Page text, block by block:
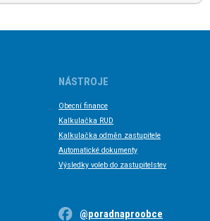
NÁSTROJE
Obecní finance
Kalkulačka RUD
Kalkulačka odměn zastupitele
Automatické dokumenty
Výsledky voleb do zastupitelstev
@poradnaproobce